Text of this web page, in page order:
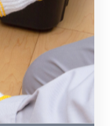
必要です。あ
と見えにくく
選ぶことで、
す。段差や障